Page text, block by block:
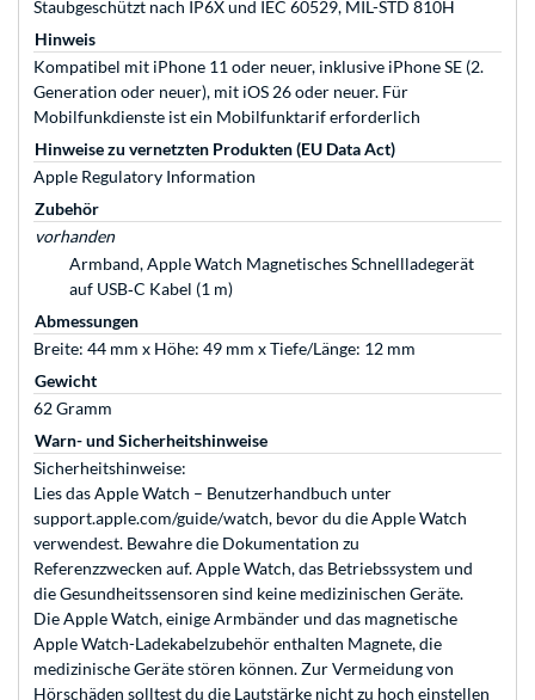
Staubgeschützt nach IP6X und IEC 60529, MIL-STD 810H
Hinweis
Kompatibel mit iPhone 11 oder neuer, inklusive iPhone SE (2.
Gene­ra­tion oder neuer), mit iOS 26 oder neuer. Für
Mobilfunkdienste ist ein Mobilfunktarif erforderlich
Hinweise zu vernetzten Produkten (EU Data Act)
Apple Regulatory Information
Zubehör
vorhanden
Armband, Apple Watch Magne­tisches Schnell­ladegerät
auf USB‑C Kabel (1 m)
Abmessungen
Breite: 44 mm x Höhe: 49 mm x Tiefe/Länge: 12 mm
Gewicht
62 Gramm
Warn- und Sicherheitshinweise
Sicherheitshinweise:
Lies das Apple Watch – Benutzerhandbuch unter
support.apple.com/guide/watch, bevor du die Apple Watch
verwendest. Bewahre die Dokumentation zu
Referenzzwecken auf. Apple Watch, das Betriebssystem und
die Gesundheitssensoren sind keine medizinischen Geräte.
Die Apple Watch, einige Armbänder und das magnetische
Apple Watch-Ladekabelzubehör enthalten Magnete, die
medizinische Geräte stören können. Zur Vermeidung von
Hörschäden solltest du die Lautstärke nicht zu hoch einstellen